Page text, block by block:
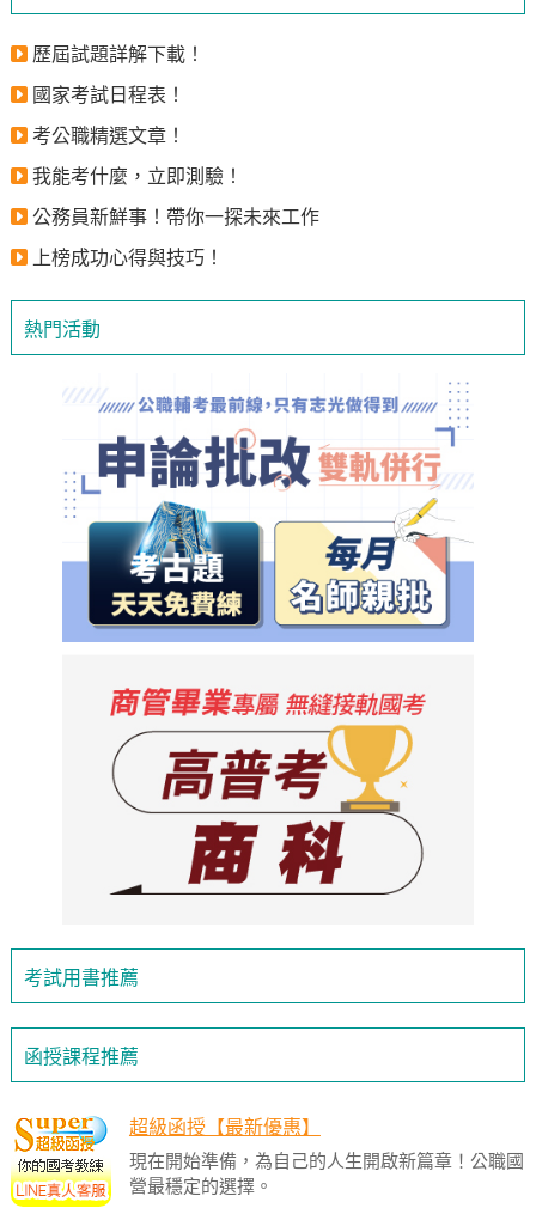
歷屆試題詳解下載！
國家考試日程表！
考公職精選文章！
我能考什麼，立即測驗！
公務員新鮮事！帶你一探未來工作
上榜成功心得與技巧！
熱門活動
考試用書推薦
函授課程推薦
超級函授【最新優惠】
現在開始準備，為自己的人生開啟新篇章！公職國
營最穩定的選擇。